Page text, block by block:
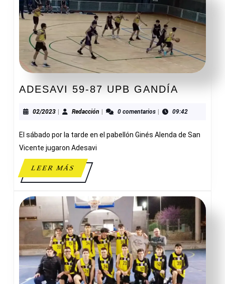
ADESAVI 59-87 UPB GANDÍA
87
GANDÍA
02/202302/2023Redacción Redacción0 comentarios 09:42
El sábado por la tarde en el pabellón Ginés Alenda de San
Vicente jugaron Adesavi
LEER MÁSLEER
MÁS